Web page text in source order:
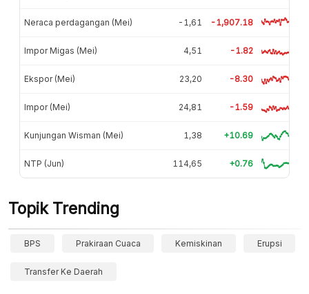
Neraca perdagangan (Mei) -1,61 -1,907.18
Impor Migas (Mei) 4,51 -1.82
Ekspor (Mei) 23,20 -8.30
Impor (Mei) 24,81 -1.59
Kunjungan Wisman (Mei) 1,38 +10.69
NTP (Jun) 114,65 +0.76
Topik Trending
BPS Prakiraan Cuaca Kemiskinan Erupsi
Transfer Ke Daerah